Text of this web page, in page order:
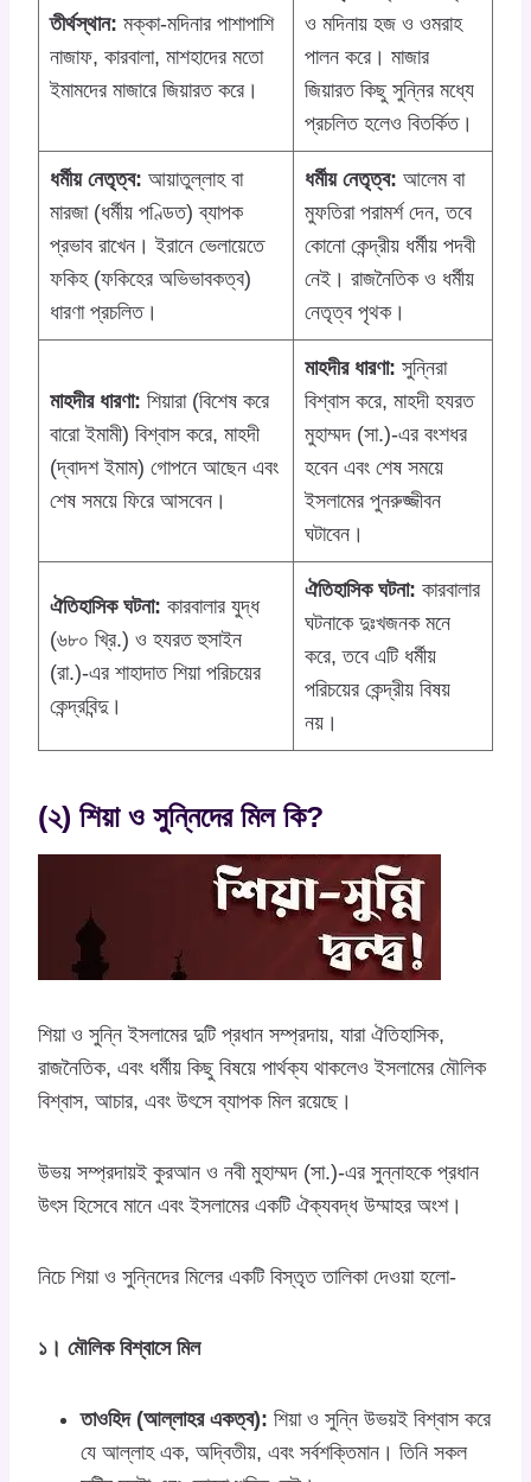
তীর্থস্থান: মক্কা-মদিনার পাশাপাশি
নাজাফ, কারবালা, মাশহাদের মতো
ইমামদের মাজারে জিয়ারত করে।
ও মদিনায় হজ ও ওমরাহ
পালন করে। মাজার
জিয়ারত কিছু সুন্নির মধ্যে
প্রচলিত হলেও বিতর্কিত।
ধর্মীয় নেতৃত্ব: আয়াতুল্লাহ বা
মারজা (ধর্মীয় পণ্ডিত) ব্যাপক
প্রভাব রাখেন। ইরানে ভেলায়েতে
ফকিহ (ফকিহের অভিভাবকত্ব)
ধারণা প্রচলিত।
ধর্মীয় নেতৃত্ব: আলেম বা
মুফতিরা পরামর্শ দেন, তবে
কোনো কেন্দ্রীয় ধর্মীয় পদবী
নেই। রাজনৈতিক ও ধর্মীয়
নেতৃত্ব পৃথক।
মাহদীর ধারণা: শিয়ারা (বিশেষ করে
বারো ইমামী) বিশ্বাস করে, মাহদী
(দ্বাদশ ইমাম) গোপনে আছেন এবং
শেষ সময়ে ফিরে আসবেন।
মাহদীর ধারণা: সুন্নিরা
বিশ্বাস করে, মাহদী হযরত
মুহাম্মদ (সা.)-এর বংশধর
হবেন এবং শেষ সময়ে
ইসলামের পুনরুজ্জীবন
ঘটাবেন।
ঐতিহাসিক ঘটনা: কারবালার যুদ্ধ
(৬৮০ খ্রি.) ও হযরত হুসাইন
(রা.)-এর শাহাদাত শিয়া পরিচয়ের
কেন্দ্রবিন্দু।
ঐতিহাসিক ঘটনা: কারবালার
ঘটনাকে দুঃখজনক মনে
করে, তবে এটি ধর্মীয়
পরিচয়ের কেন্দ্রীয় বিষয়
নয়।
(২) শিয়া ও সুন্নিদের মিল কি?
শিয়া ও সুন্নি ইসলামের দুটি প্রধান সম্প্রদায়, যারা ঐতিহাসিক,
রাজনৈতিক, এবং ধর্মীয় কিছু বিষয়ে পার্থক্য থাকলেও ইসলামের মৌলিক
বিশ্বাস, আচার, এবং উৎসে ব্যাপক মিল রয়েছে।
উভয় সম্প্রদায়ই কুরআন ও নবী মুহাম্মদ (সা.)-এর সুন্নাহকে প্রধান
উৎস হিসেবে মানে এবং ইসলামের একটি ঐক্যবদ্ধ উম্মাহর অংশ।
নিচে শিয়া ও সুন্নিদের মিলের একটি বিস্তৃত তালিকা দেওয়া হলো-
১। মৌলিক বিশ্বাসে মিল
তাওহিদ (আল্লাহর একত্ব): শিয়া ও সুন্নি উভয়ই বিশ্বাস করে
যে আল্লাহ এক, অদ্বিতীয়, এবং সর্বশক্তিমান। তিনি সকল